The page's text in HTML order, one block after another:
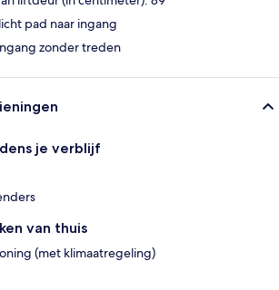
pad naar ingang
zonder treden
je verblijf
van thuis
(met klimaatregeling)